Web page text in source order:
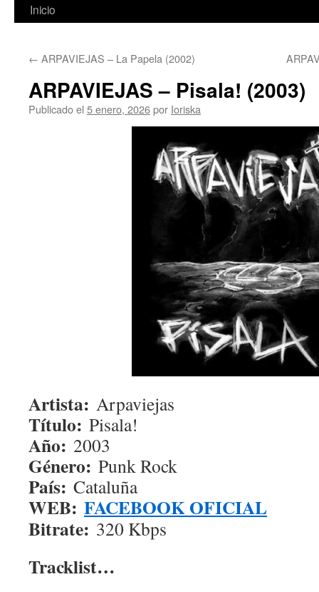
Inicio
← ARPAVIEJAS – La Papela (2002)
ARPAVIEJAS – Pisala! (2003)
Publicado el 5 enero, 2026por Ioriska
Artista: Arpaviejas
Título: Pisala!
Año: 2003
Género: Punk Rock
País: Cataluña
WEB: FACEBOOK OFICIAL
Bitrate: 320 Kbps
Tracklist…